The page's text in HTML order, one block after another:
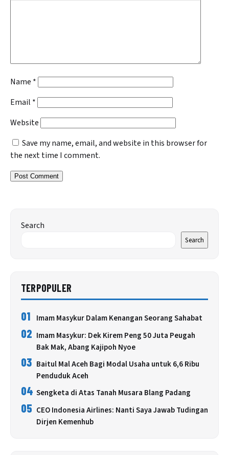
Name *
Email *
Website
Save my name, email, and website in this browser for
the next time I comment.
Search
Search
TERPOPULER
01 Imam Masykur Dalam Kenangan Seorang Sahabat
02 Imam Masykur: Dek Kirem Peng 50 Juta Peugah
Bak Mak, Abang Kajipoh Nyoe
03 Baitul Mal Aceh Bagi Modal Usaha untuk 6,6 Ribu
Penduduk Aceh
04 Sengketa di Atas Tanah Musara Blang Padang
05 CEO Indonesia Airlines: Nanti Saya Jawab Tudingan
Dirjen Kemenhub